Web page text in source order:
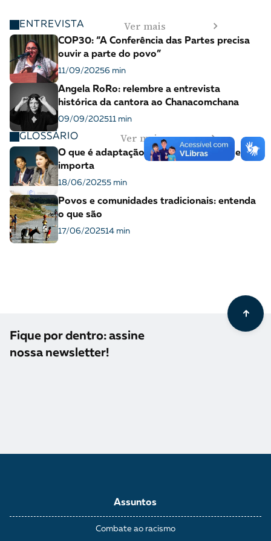
ENTREVISTA Ver mais
COP30: “A Conferência das Partes precisa
ouvir a parte do povo”
11/09/20256 min
Angela RoRo: relembre a entrevista
histórica da cantora ao Chanacomchana
09/09/202511 min
GLOSSÁRIO Ver mais
O que é adaptação climática e por que ela
importa
18/06/20255 min
Povos e comunidades tradicionais: entenda
o que são
17/06/202514 min
Fique por dentro: assine
nossa newsletter!
Assuntos
Combate ao racismo